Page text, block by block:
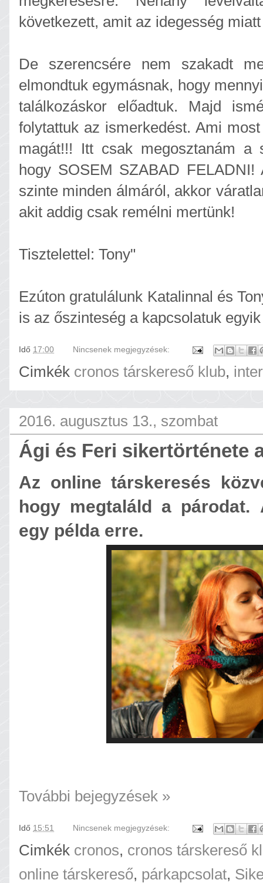
következett, amit az idegesség
De szerencsére nem szakadt
elmondtuk egymásnak, hogy
találkozáskor előadtuk. Majd
folytattuk az ismerkedést. Ami
magát!!! Itt csak megosztanám a
hogy SOSEM SZABAD
szinte minden álmáról, akkor
akit addig csak remélni mertünk!
Tisztelettel: Tony"
Ezúton gratulálunk Katalinnal és
is az őszinteség a kapcsolatuk
Idő 17:00 Nincsenek megjegyzések:
Cimkék cronos társkereső klub,
2016. augusztus 13., szombat
Ági és Feri sikertörténete
Az online társkeresés
hogy megtaláld a
egy példa erre.
További bejegyzések »
Idő 15:51 Nincsenek megjegyzések:
Cimkék cronos, cronos társkereső
online társkereső, párkapcsolat,